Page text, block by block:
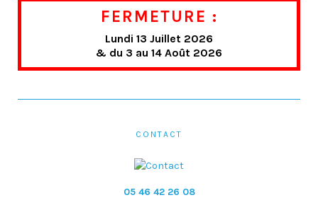
FERMETURE :
Lundi 13 Juillet 2026
& du 3 au 14 Août 2026
CONTACT
05 46 42 26 08